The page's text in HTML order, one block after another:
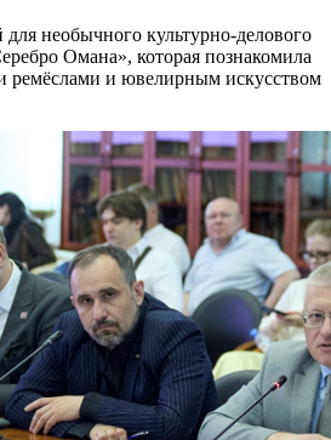
необычного культурно-делового
Омана», которая познакомила
ремёслами и ювелирным искусством